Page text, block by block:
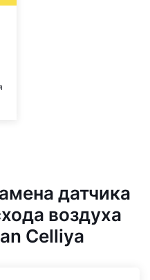
датчика
воздуха
Celliya